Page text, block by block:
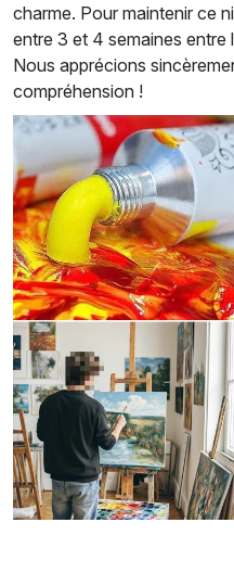
charme. Pour maintenir ce
entre 3 et 4 semaines entre
Nous apprécions
compréhension !